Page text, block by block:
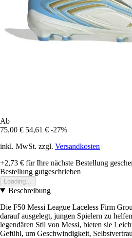
Ab
75,00 € 54,61 € -27%
inkl. MwSt. zzgl. Versandkosten
+2,73 € für Ihre nächste Bestellung
Bestellung gutgeschrieben
Loading...
Beschreibung
Die F50 Messi League Laceless Firm
darauf ausgelegt, jungen Spielern zu
legendären Stil von Messi, bieten sie
Gefühl, um Geschwindigkeit,